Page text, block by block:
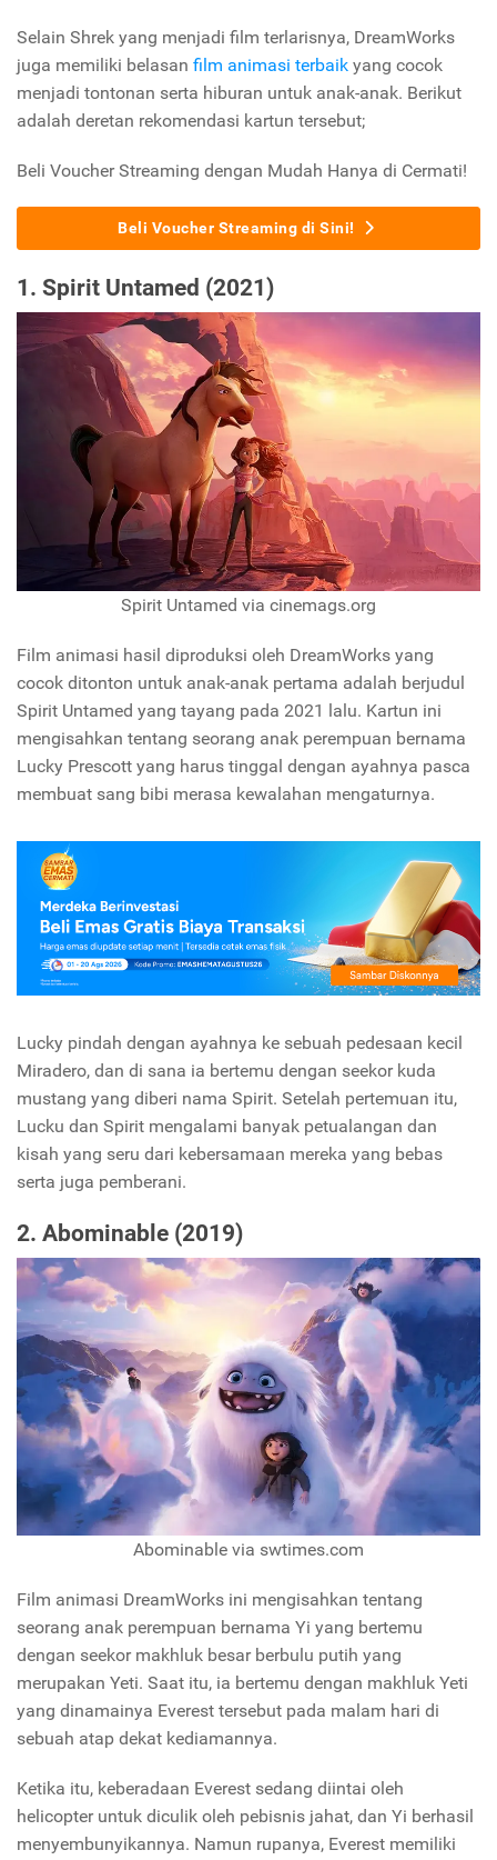
Selain Shrek yang menjadi film terlarisnya, DreamWorks
juga memiliki belasan film animasi terbaik yang cocok
menjadi tontonan serta hiburan untuk anak-anak. Berikut
adalah deretan rekomendasi kartun tersebut;
Beli Voucher Streaming dengan Mudah Hanya di Cermati!
Beli Voucher Streaming di Sini!
1. Spirit Untamed (2021)
Spirit Untamed via cinemags.org
Film animasi hasil diproduksi oleh DreamWorks yang
cocok ditonton untuk anak-anak pertama adalah berjudul
Spirit Untamed yang tayang pada 2021 lalu. Kartun ini
mengisahkan tentang seorang anak perempuan bernama
Lucky Prescott yang harus tinggal dengan ayahnya pasca
membuat sang bibi merasa kewalahan mengaturnya.
Lucky pindah dengan ayahnya ke sebuah pedesaan kecil
Miradero, dan di sana ia bertemu dengan seekor kuda
mustang yang diberi nama Spirit. Setelah pertemuan itu,
Lucku dan Spirit mengalami banyak petualangan dan
kisah yang seru dari kebersamaan mereka yang bebas
serta juga pemberani.
2. Abominable (2019)
Abominable via swtimes.com
Film animasi DreamWorks ini mengisahkan tentang
seorang anak perempuan bernama Yi yang bertemu
dengan seekor makhluk besar berbulu putih yang
merupakan Yeti. Saat itu, ia bertemu dengan makhluk Yeti
yang dinamainya Everest tersebut pada malam hari di
sebuah atap dekat kediamannya.
Ketika itu, keberadaan Everest sedang diintai oleh
helicopter untuk diculik oleh pebisnis jahat, dan Yi berhasil
menyembunyikannya. Namun rupanya, Everest memiliki